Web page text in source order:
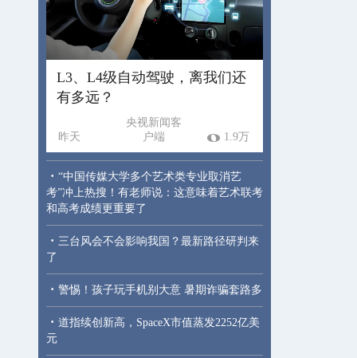
L3、L4级自动驾驶，离我们还
有多远？
昨天
央视新闻客
户端
1.9万
· “中国传媒大学多个艺术类专业取消艺
考”冲上热搜！有老师说：这意味着艺术联考
和高考成绩更重要了
· 三台风会不会影响我国？最新路径研判来
了
· 警惕！孩子玩手机别大意 暑期诈骗套路多
· 道指续创新高，SpaceX市值蒸发2252亿美
元